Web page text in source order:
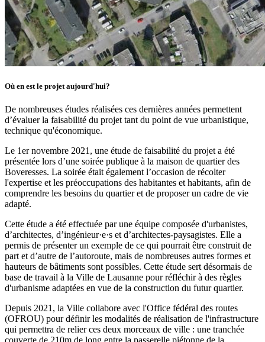
Où en est le projet aujourd'hui?
De nombreuses études réalisées ces dernières années permettent
d’évaluer la faisabilité du projet tant du point de vue urbanistique,
technique qu'économique.
Le 1er novembre 2021, une étude de faisabilité du projet a été
présentée lors d’une soirée publique à la maison de quartier des
Boveresses. La soirée était également l’occasion de récolter
l'expertise et les préoccupations des habitantes et habitants, afin de
comprendre les besoins du quartier et de proposer un cadre de vie
adapté.
Cette étude a été effectuée par une équipe composée d'urbanistes,
d’architectes, d’ingénieur·e·s et d’architectes-paysagistes. Elle a
permis de présenter un exemple de ce qui pourrait être construit de
part et d’autre de l’autoroute, mais de nombreuses autres formes et
hauteurs de bâtiments sont possibles. Cette étude sert désormais de
base de travail à la Ville de Lausanne pour réfléchir à des règles
d'urbanisme adaptées en vue de la construction du futur quartier.
Depuis 2021, la Ville collabore avec l'Office fédéral des routes
(OFROU) pour définir les modalités de réalisation de l'infrastructure
qui permettra de relier ces deux morceaux de ville : une tranchée